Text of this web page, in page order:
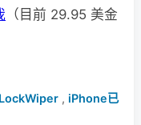
（目前 29.95 美金
, iPhone已